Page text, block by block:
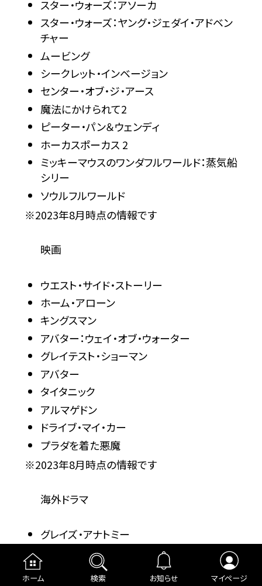
ホーム 検索 お知らせ マイページ
スター・ウォーズ：アソーカ
スター・ウォーズ：ヤング・ジェダイ・アドベン
チャー
ムービング
シークレット・インベージョン
センター・オブ・ジ・アース
魔法にかけられて2
ピーター・パン＆ウェンディ
ホーカスポーカス 2
ミッキーマウスのワンダフルワールド：蒸気船
シリー
ソウルフルワールド
※2023年8月時点の情報です
映画
ウエスト・サイド・ストーリー
ホーム・アローン
キングスマン
アバター：ウェイ・オブ・ウォーター
グレイテスト・ショーマン
アバター
タイタニック
アルマゲドン
ドライブ・マイ・カー
プラダを着た悪魔
※2023年8月時点の情報です
海外ドラマ
グレイズ・アナトミー
ウォーキング・デッド
グッド・ドクター 名医の条件